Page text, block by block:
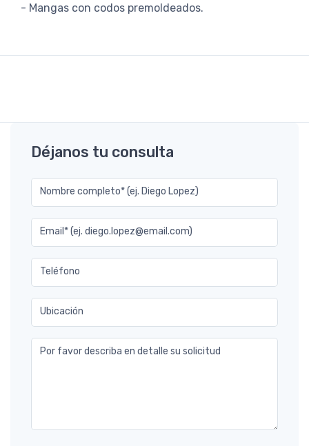
- Mangas con codos premoldeados.
Déjanos tu consulta
Nombre completo* (ej. Diego Lopez)
Email* (ej. diego.lopez@email.com)
Teléfono
Ubicación
Por favor describa en detalle su solicitud